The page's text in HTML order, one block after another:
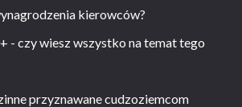
kierowców?
- czy wiesz wszystko na temat tego
przyznawane cudzoziemcom